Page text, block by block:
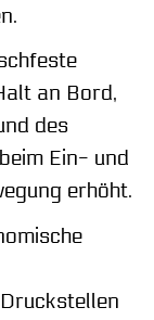
an Bord,
des
Ein- und
erhöht.